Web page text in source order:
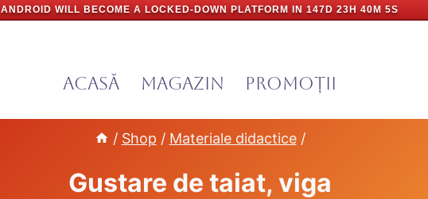
ANDROID WILL BECOME A LOCKED-DOWN PLATFORM IN 147D 23H 40M 4S
Acasă Magazin PROMOȚII
/ Shop / Materiale didactice /
Gustare de taiat, viga